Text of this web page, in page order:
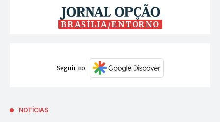
BRASÍLIA/ENTORNO
Seguir no
NOTÍCIAS